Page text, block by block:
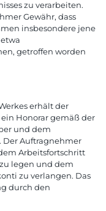
zu verarbeiten.
Gewähr, dass
insbesondere jene
getroffen worden
erhält der
Honorar gemäß der
und dem
Der Auftragnehmer
Arbeitsfortschritt
legen und dem
zu verlangen. Das
durch den